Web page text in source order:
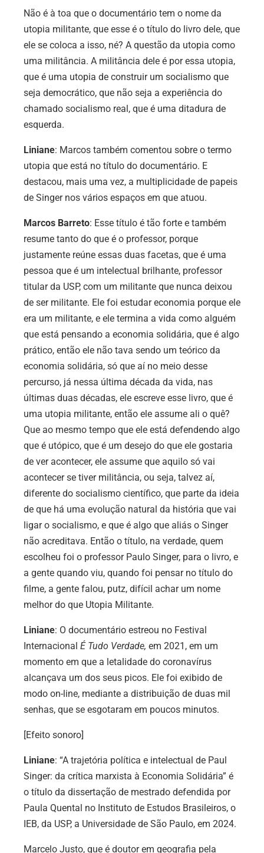
Não é à toa que o documentário tem o nome da
utopia militante, que esse é o título do livro dele, que
ele se coloca a isso, né? A questão da utopia como
uma militância. A militância dele é por essa utopia,
que é uma utopia de construir um socialismo que
seja democrático, que não seja a experiência do
chamado socialismo real, que é uma ditadura de
esquerda.
Liniane: Marcos também comentou sobre o termo
utopia que está no título do documentário. E
destacou, mais uma vez, a multiplicidade de papeis
de Singer nos vários espaços em que atuou.
Marcos Barreto: Esse título é tão forte e também
resume tanto do que é o professor, porque
justamente reúne essas duas facetas, que é uma
pessoa que é um intelectual brilhante, professor
titular da USP, com um militante que nunca deixou
de ser militante. Ele foi estudar economia porque ele
era um militante, e ele termina a vida como alguém
que está pensando a economia solidária, que é algo
prático, então ele não tava sendo um teórico da
economia solidária, só que aí no meio desse
percurso, já nessa última década da vida, nas
últimas duas décadas, ele escreve esse livro, que é
uma utopia militante, então ele assume ali o quê?
Que ao mesmo tempo que ele está defendendo algo
que é utópico, que é um desejo do que ele gostaria
de ver acontecer, ele assume que aquilo só vai
acontecer se tiver militância, ou seja, talvez aí,
diferente do socialismo científico, que parte da ideia
de que há uma evolução natural da história que vai
ligar o socialismo, e que é algo que aliás o Singer
não acreditava. Então o título, na verdade, quem
escolheu foi o professor Paulo Singer, para o livro, e
a gente quando viu, quando foi pensar no título do
filme, a gente falou, putz, difícil achar um nome
melhor do que Utopia Militante.
Liniane: O documentário estreou no Festival
Internacional É Tudo Verdade, em 2021, em um
momento em que a letalidade do coronavírus
alcançava um dos seus picos. Ele foi exibido de
modo on-line, mediante a distribuição de duas mil
senhas, que se esgotaram em poucos minutos.
[Efeito sonoro]
Liniane: “A trajetória política e intelectual de Paul
Singer: da crítica marxista à Economia Solidária” é
o título da dissertação de mestrado defendida por
Paula Quental no Instituto de Estudos Brasileiros, o
IEB, da USP, a Universidade de São Paulo, em 2024.
Marcelo Justo, que é doutor em geografia pela